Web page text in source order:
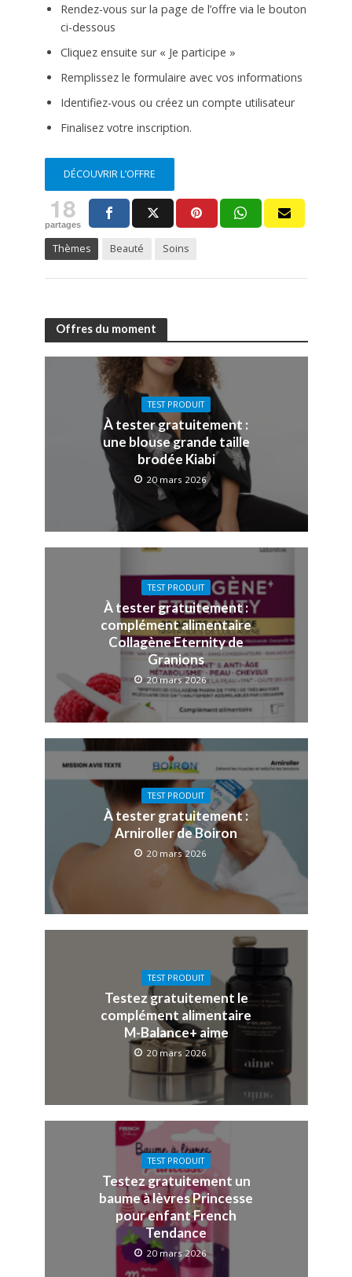
Rendez-vous sur la page de l’offre via le bouton
ci-dessous
Cliquez ensuite sur « Je participe »
Remplissez le formulaire avec vos informations
Identifiez-vous ou créez un compte utilisateur
Finalisez votre inscription.
DÉCOUVRIR L’OFFRE
18
partages
Thèmes Beauté Soins
Offres du moment
TEST PRODUIT
À tester gratuitement :
une blouse grande taille
brodée Kiabi
20 mars 2026
TEST PRODUIT
À tester gratuitement :
complément alimentaire
Collagène Eternity de
Granions
20 mars 2026
TEST PRODUIT
À tester gratuitement :
Arniroller de Boiron
20 mars 2026
TEST PRODUIT
Testez gratuitement le
complément alimentaire
M-Balance+ aime
20 mars 2026
TEST PRODUIT
Testez gratuitement un
baume à lèvres Princesse
pour enfant French
Tendance
20 mars 2026